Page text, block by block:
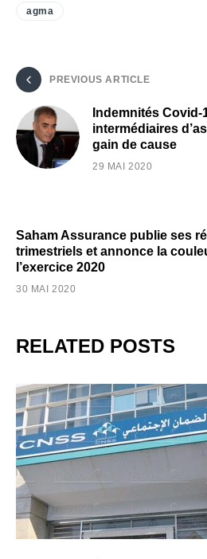
agma
PREVIOUS ARTICLE
Indemnités
intermédiaires
gain de cause
29 MAI 2020
Saham Assurance publie ses
trimestriels et annonce la
l’exercice 2020
30 MAI 2020
RELATED POSTS